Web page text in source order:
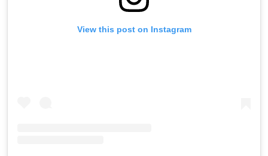
View this post on Instagram